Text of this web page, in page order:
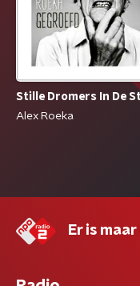
Stille Dromers In De
Alex Roeka
Er is maar